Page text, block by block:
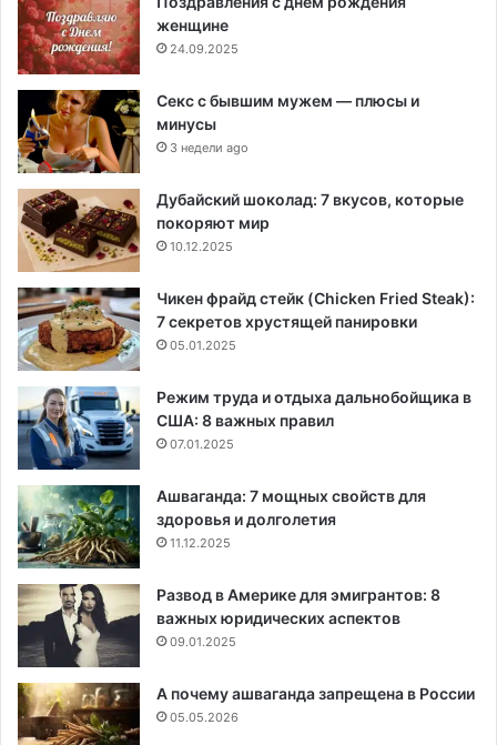
женщине
24.09.2025
Секс с бывшим мужем — плюсы и
минусы
3 недели ago
Дубайский шоколад: 7 вкусов, которые
покоряют мир
10.12.2025
Чикен фрайд стейк (Chicken Fried Steak):
7 секретов хрустящей панировки
05.01.2025
Режим труда и отдыха дальнобойщика в
США: 8 важных правил
07.01.2025
Ашваганда: 7 мощных свойств для
здоровья и долголетия
11.12.2025
Развод в Америке для эмигрантов: 8
важных юридических аспектов
09.01.2025
А почему ашваганда запрещена в России
05.05.2026